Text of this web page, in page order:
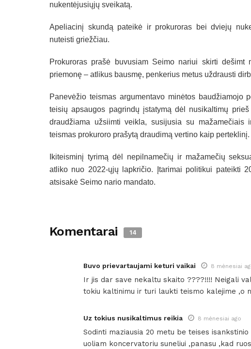
nukentėjusiųjų sveikatą.
Apeliacinį skundą pateikė ir prokuroras bei dviejų
nuteisti griežčiau.
Prokuroras prašė buvusiam Seimo nariui skirti
priemonę – atlikus bausmę, penkerius metus uždrausti
Panevėžio teismas argumentavo minėtos baudžiamojo
teisių apsaugos pagrindų įstatymą dėl nusikaltimų
draudžiama užsiimti veikla, susijusia su mažamečiais
teismas prokuroro prašytą draudimą vertino kaip perteklinį.
Ikiteisminį tyrimą dėl nepilnamečių ir mažamečių
atliko nuo 2022-ųjų lapkričio. Įtarimai politikui pateikti
atsisakė Seimo nario mandato.
Komentarai 14
Buvo prievartaujami keturi vaikai 8 mėnesiai
Ir jis dar save nekaltu skaito ????!!!! Neigali
tokiu kaltinimu ir turi laukti teismo kalejime ,o
Uz tokius nusikaltimus reikia 8 mėnesiai ago
Sodinti maziausia 20 metu be teises
uoliam koncervatoriu suneliui ,panasu ,kad